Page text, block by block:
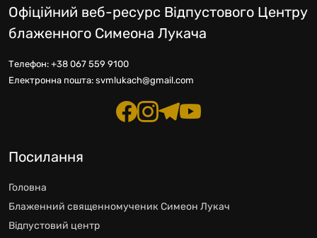
Офіційний веб-ресурс Відпустового Центру
блаженного Симеона Лукача
Телефон: +38 067 559 9100
Електронна пошта: svmlukach@gmail.com
Посилання
Головна
Блаженний священномученик Симеон Лукач
Відпустовий центр